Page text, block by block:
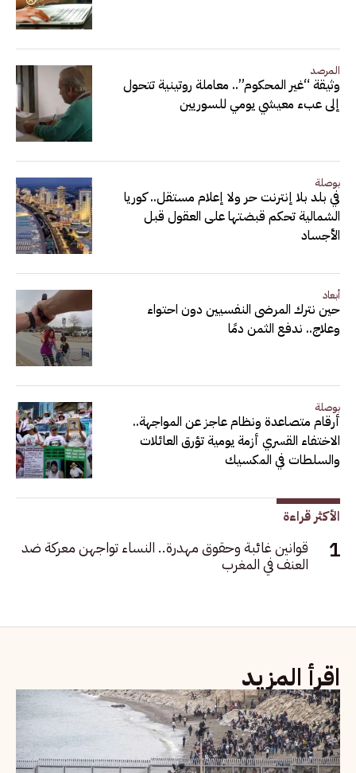
المرصد
وثيقة “غير المحكوم”.. معاملة روتينية تتحول
إلى عبء معيشي يومي للسوريين
بوصلة
في بلد بلا إنترنت حر ولا إعلام مستقل.. كوريا
الشمالية تحكم قبضتها على العقول قبل
الأجساد
أبعاد
حين نترك المرضى النفسيين دون احتواء
وعلاج.. ندفع الثمن دمًا
بوصلة
أرقام متصاعدة ونظام عاجز عن المواجهة..
الاختفاء القسري أزمة يومية تؤرق العائلات
والسلطات في المكسيك
الأكثر قراءة
قوانين غائبة وحقوق مهدرة.. النساء تواجهن معركة ضد
العنف في المغرب
اقرأ المزيد